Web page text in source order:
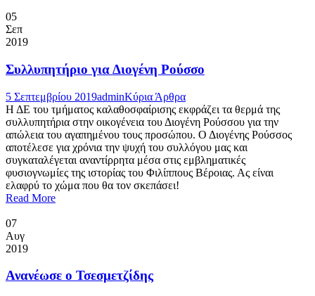
05
Σεπ
2019
Συλλυπητήριο για Διογένη Ρούσσο
5 Σεπτεμβρίου 2019adminΚύρια Άρθρα
Η ΔΕ του τμήματος καλαθοσφαίρισης εκφράζει τα θερμά της
συλλυπητήρια στην οικογένεια του Διογένη Ρούσσου για την
απώλεια του αγαπημένου τους προσώπου. Ο Διογένης Ρούσσος
αποτέλεσε για χρόνια την ψυχή του συλλόγου μας και
συγκαταλέγεται αναντίρρητα μέσα στις εμβληματικές
φυσιογνωμίες της ιστορίας του Φιλίππους Βέροιας. Ας είναι
ελαφρύ το χώμα που θα τον σκεπάσει!
Read More
07
Αυγ
2019
Ανανέωσε ο Τσεσμετζίδης